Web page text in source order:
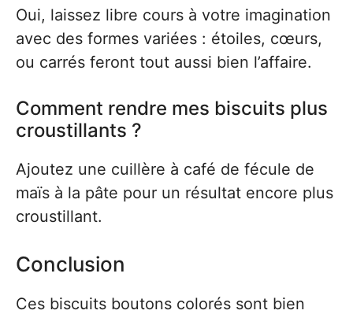
Oui, laissez libre cours à votre imagination
avec des formes variées : étoiles, cœurs,
ou carrés feront tout aussi bien l’affaire.
Comment rendre mes biscuits plus
croustillants ?
Ajoutez une cuillère à café de fécule de
maïs à la pâte pour un résultat encore plus
croustillant.
Conclusion
Ces biscuits boutons colorés sont bien